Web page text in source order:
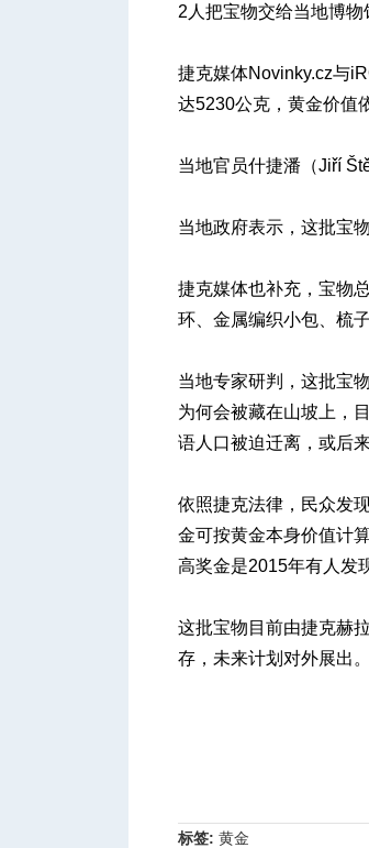
2人把宝物交给当地博物
捷克媒体Novinky.cz与
达5230公克，黄金价值
当地官员什捷潘（Jiří
当地政府表示，这批宝
捷克媒体也补充，宝物
环、金属编织小包、梳
当地专家研判，这批宝
为何会被藏在山坡上，
语人口被迫迁离，或后
依照捷克法律，民众发
金可按黄金本身价值计
高奖金是2015年有人发
这批宝物目前由捷克赫
存，未来计划对外展出。
标签: 黄金